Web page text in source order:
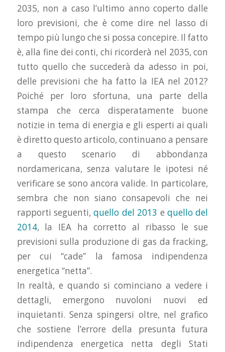
2035, non a caso l’ultimo anno coperto dalle
loro previsioni, che è come dire nel lasso di
tempo più lungo che si possa concepire. Il fatto
è, alla fine dei conti, chi ricorderà nel 2035, con
tutto quello che succederà da adesso in poi,
delle previsioni che ha fatto la IEA nel 2012?
Poiché per loro sfortuna, una parte della
stampa che cerca disperatamente buone
notizie in tema di energia e gli esperti ai quali
è diretto questo articolo, continuano a pensare
a questo scenario di abbondanza
nordamericana, senza valutare le ipotesi né
verificare se sono ancora valide. In particolare,
sembra che non siano consapevoli che nei
rapporti seguenti,quello del 2013 equello del
2014, la IEA ha corretto al ribasso le sue
previsioni sulla produzione di gas da fracking,
per cui “cade” la famosa indipendenza
energetica “netta”.
In realtà, e quando si cominciano a vedere i
dettagli, emergono nuvoloni nuovi ed
inquietanti. Senza spingersi oltre, nel grafico
che sostiene l’errore della presunta futura
indipendenza energetica netta degli Stati